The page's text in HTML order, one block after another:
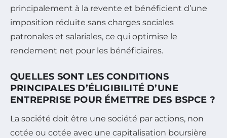
principalement à la revente et bénéficient d’une
imposition réduite sans charges sociales
patronales et salariales, ce qui optimise le
rendement net pour les bénéficiaires.
QUELLES SONT LES CONDITIONS
PRINCIPALES D’ÉLIGIBILITÉ D’UNE
ENTREPRISE POUR ÉMETTRE DES BSPCE ?
La société doit être une société par actions, non
cotée ou cotée avec une capitalisation boursière